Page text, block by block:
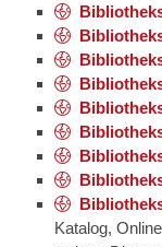
Katalog,